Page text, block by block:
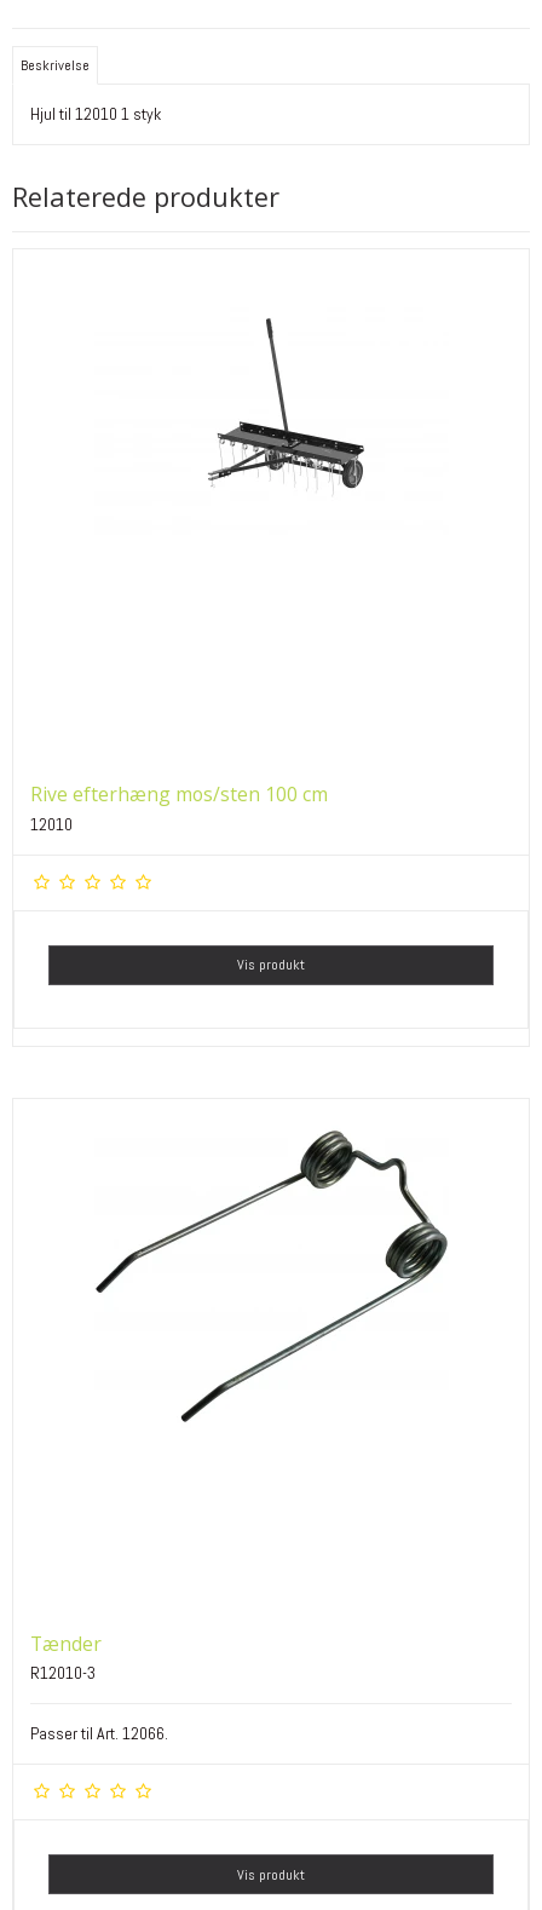
Beskrivelse
Hjul til 12010 1 styk
Relaterede produkter
Rive efterhæng mos/sten 100 cm
12010
Vis produkt
Tænder
R12010-3
Passer til Art. 12066.
Vis produkt